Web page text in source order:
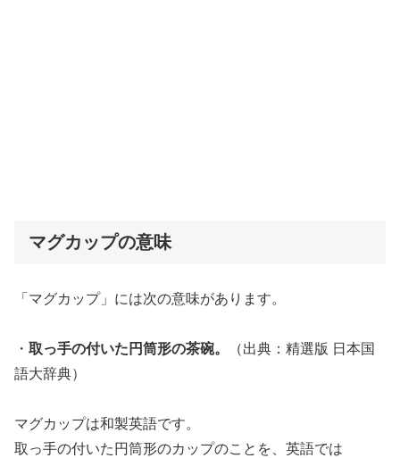
マグカップの意味
「マグカップ」には次の意味があります。
・ 取っ手の付いた円筒形の茶碗。
（出典：精選版 日本国
語大辞典）
マグカップは和製英語です。
取っ手の付いた円筒形のカップのことを、英語では